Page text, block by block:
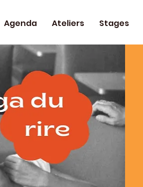
Agenda Ateliers Stages